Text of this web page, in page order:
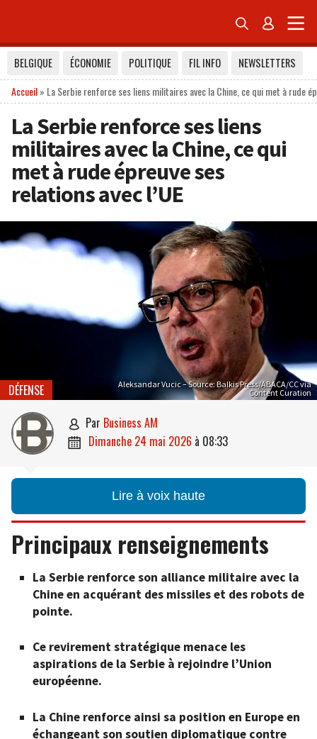
 
BELGIQUE ÉCONOMIE POLITIQUE FIL INFO
NEWSLETTERS
Accueil» La Serbie renforce ses liens militaires avec la Chine, ce qui met à rude
La Serbie renforce ses liens
militaires avec la Chine, ce qui
met à rude épreuve ses
relations avec l’UE
Aleksandar Vucic – Source: Balkis Press/ABACA/CC via
Content Curation
DÉFENSE
 par Business AM
 dimanche 24 mai 2026 à 08:33
Lire à voix haute
Principaux renseignements
La Serbie renforce son alliance militaire avec la
Chine en acquérant des missiles et des robots de
pointe.
Ce revirement stratégique menace les
aspirations de la Serbie à rejoindre l’Union
européenne.
La Chine renforce ainsi sa position en Europe en
échangeant son soutien diplomatique contre